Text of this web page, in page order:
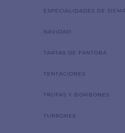
ESPECIALIDADES DE
NAVIDAD
TARTAS DE FANTOBA
TENTACIONES
TRUFAS Y BOMBONES
TURRONES